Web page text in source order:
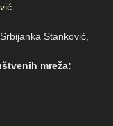
Stanković,
Nikolić
mreža: